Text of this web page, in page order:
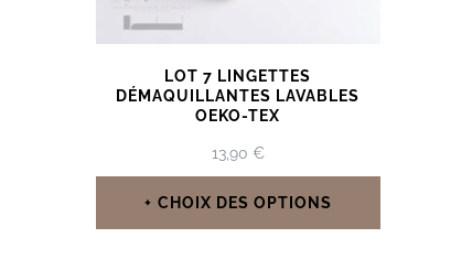
LOT 7 LINGETTES
DÉMAQUILLANTES LAVABLES
OEKO-TEX
13,90 €
CHOIX DES OPTIONS